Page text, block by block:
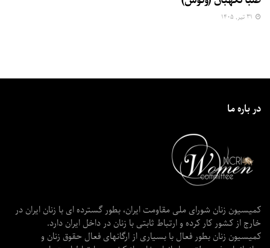
در باره ما
کمیسیون زنان شورای ملی مقاومت ایران، بطور گسترده ای با زنان ایران در
خارج از کشور کار کرده و ارتباط ثابتی با زنان در داخل ایران دارد.
کمیسیون زنان بطور فعال با بسیاری از ارگانهای فعال حقوق زنان و